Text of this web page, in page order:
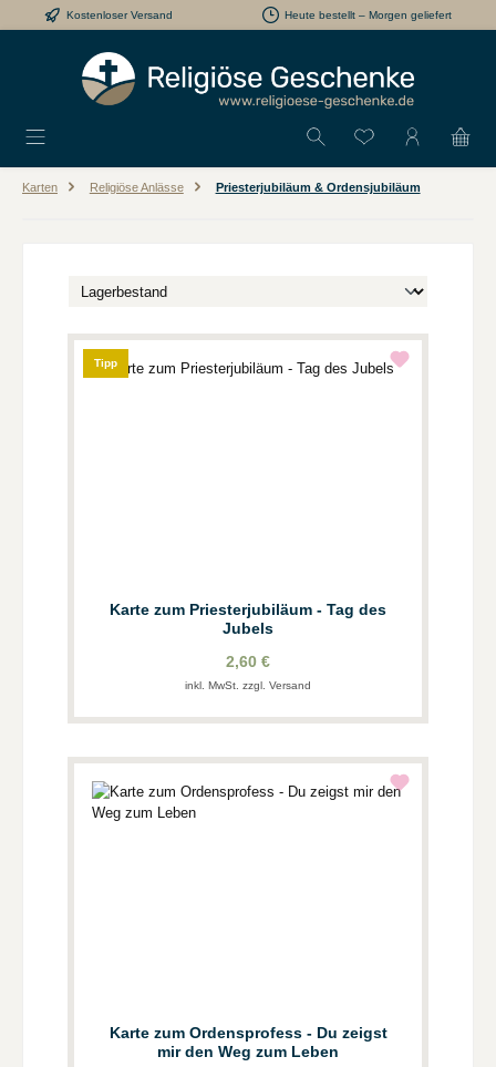
Zum Hauptinhalt springen
Kostenloser Versand Heute bestellt – Morgen geliefert
Du hast 0
Karten Religiöse Anlässe Priesterjubiläum & Ordensjubiläum
Tipp
Karte zum Priesterjubiläum - Tag des
Jubels
2,60 €
inkl. MwSt. zzgl. Versand
Karte zum Ordensprofess - Du zeigst
mir den Weg zum Leben